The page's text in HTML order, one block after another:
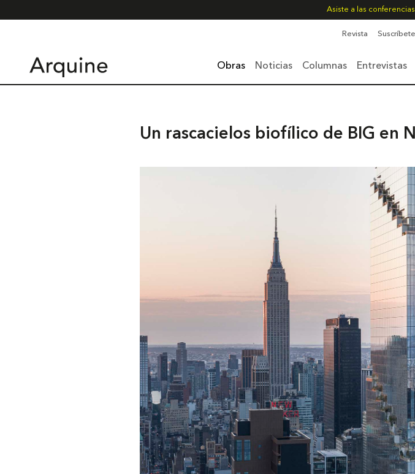
Asiste a las
Revista Suscríbete
Obras Noticias Columnas Entrevistas
Un rascacielos biofílico de BIG en